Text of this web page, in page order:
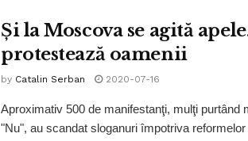
Și la Moscova se agită
protestează oamenii
by Catalin Serban 2020-07-16
Aproximativ 500 de manifestanţi, mulţi purtând
"Nu", au scandat sloganuri împotriva